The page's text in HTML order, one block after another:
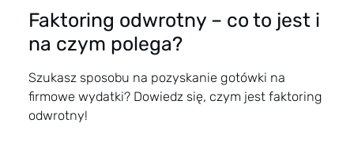
Faktoring odwrotny – co to jest i
na czym polega?
Szukasz sposobu na pozyskanie gotówki na
firmowe wydatki? Dowiedz się, czym jest faktoring
odwrotny!